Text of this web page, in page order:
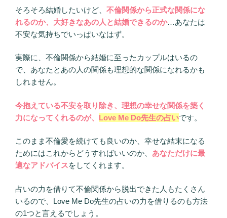
そろそろ結婚したいけど、 不倫関係から正式な関係にな
れるのか、大好きなあの人と結婚できるのか…あなたは
不安な気持ちでいっぱいなはず。
実際に、不倫関係から結婚に至ったカップルはいるの
で、あなたとあの人の関係も理想的な関係になれるかも
しれません。
今抱えている不安を取り除き、理想の幸せな関係を築く
力になってくれるのが、 Love Me Do先生の占いです。
このまま不倫愛を続けても良いのか、幸せな結末になる
ためにはこれからどうすればいいのか、 あなただけに最
適なアドバイスをしてくれます。
占いの力を借りて不倫関係から脱出できた人もたくさん
いるので、Love Me Do先生の占いの力を借りるのも方法
の1つと言えるでしょう。